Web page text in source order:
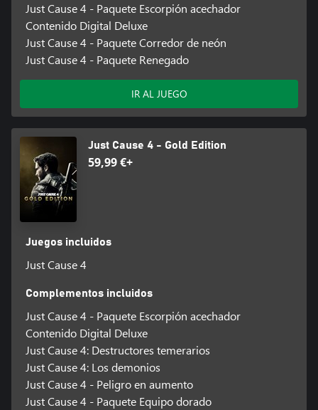
Just Cause 4 - Paquete Escorpión acechador
Contenido Digital Deluxe
Just Cause 4 - Paquete Corredor de neón
Just Cause 4 - Paquete Renegado
IR AL JUEGO
Just Cause 4 - Gold Edition
59,99 €+
Juegos incluidos
Just Cause 4
Complementos incluidos
Just Cause 4 - Paquete Escorpión acechador
Contenido Digital Deluxe
Just Cause 4: Destructores temerarios
Just Cause 4: Los demonios
Just Cause 4 - Peligro en aumento
Just Cause 4 - Paquete Equipo dorado